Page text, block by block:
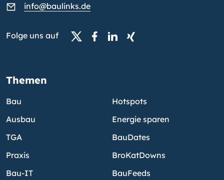
info@baulinks.de
Folge uns auf
Themen
Bau
Ausbau
TGA
Praxis
Bau-IT
Hotspots
Energie sparen
BauDates
BroKatDowns
BauFeeds